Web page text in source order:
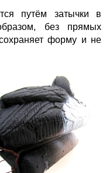
путём затычки в
без прямых
форму и не